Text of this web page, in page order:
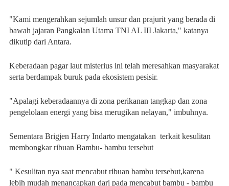
"Kami mengerahkan sejumlah unsur dan prajurit yang berada di
bawah jajaran Pangkalan Utama TNI AL III Jakarta," katanya
dikutip dari Antara.
Keberadaan pagar laut misterius ini telah meresahkan masyarakat
serta berdampak buruk pada ekosistem pesisir.
"Apalagi keberadaannya di zona perikanan tangkap dan zona
pengelolaan energi yang bisa merugikan nelayan," imbuhnya.
Sementara Brigjen Harry Indarto mengatakan terkait kesulitan
membongkar ribuan Bambu- bambu tersebut
" Kesulitan nya saat mencabut ribuan bambu tersebut,karena
lebih mudah menancapkan dari pada mencabut bambu - bambu